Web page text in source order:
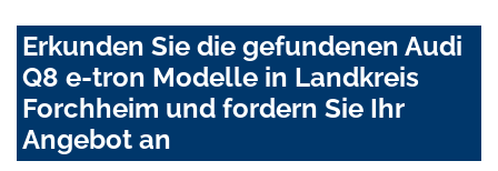
Erkunden Sie die gefundenen Audi
Q8 e-tron Modelle in Landkreis
Forchheim und fordern Sie Ihr
Angebot an